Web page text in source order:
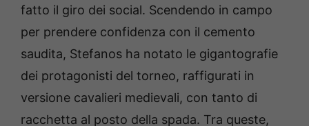
fatto il giro dei social. Scendendo in campo
per prendere confidenza con il cemento
saudita, Stefanos ha notato le gigantografie
dei protagonisti del torneo, raffigurati in
versione cavalieri medievali, con tanto di
racchetta al posto della spada. Tra queste,